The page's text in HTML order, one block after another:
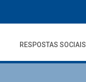
RESPOSTAS SOCIAIS